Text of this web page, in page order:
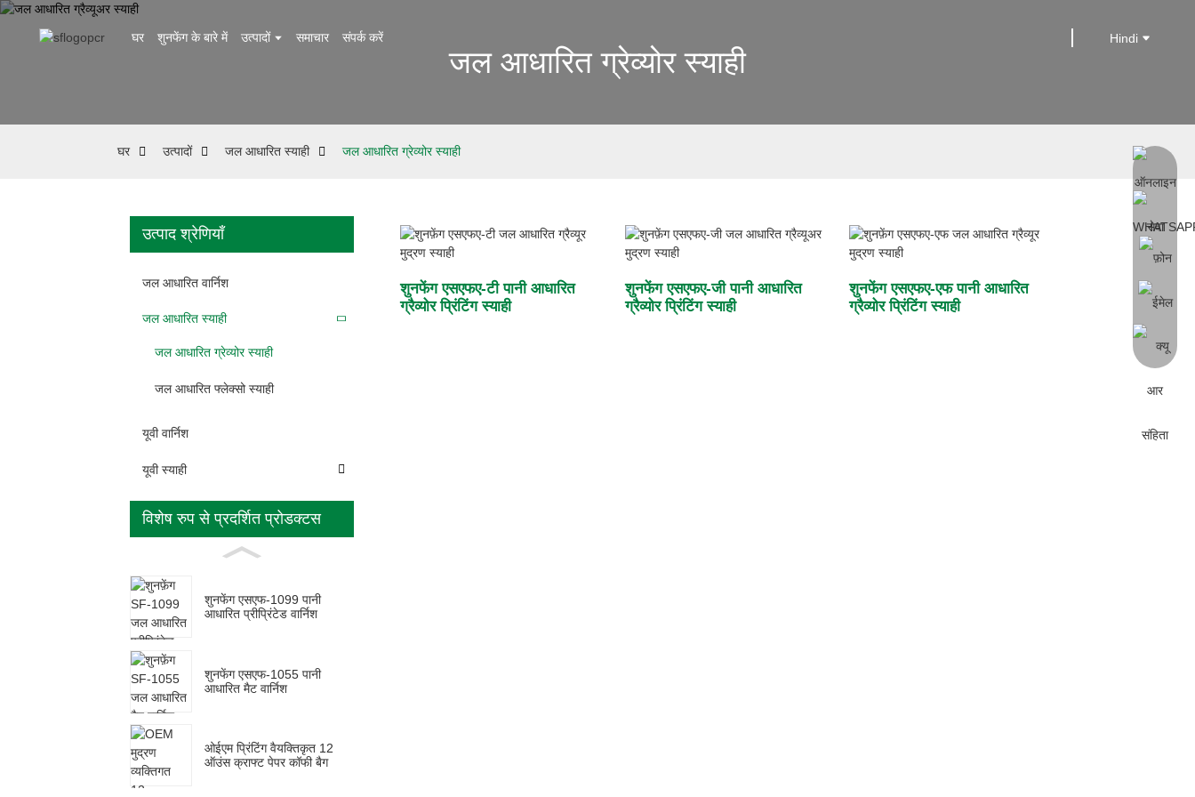
घर शुनफेंग के बारे में उत्पादों समाचार संपर्क करें Hindi
जल आधारित ग्रेव्योर स्याही
घर उत्पादों जल आधारित स्याही जल आधारित ग्रेव्योर स्याही
उत्पाद श्रेणियाँ
जल आधारित वार्निश
जल आधारित स्याही
जल आधारित ग्रेव्योर स्याही
जल आधारित फ्लेक्सो स्याही
यूवी वार्निश
यूवी स्याही
विशेष रुप से प्रदर्शित प्रोडक्टस
शुनफेंग एसएफ-1099 पानी
आधारित प्रीप्रिंटेड वार्निश
शुनफेंग एसएफ-1055 पानी
आधारित मैट वार्निश
ओईएम प्रिंटिंग वैयक्तिकृत 12
ऑउंस क्राफ्ट पेपर कॉफी बैग
शुनफेंग एसएफए-टी पानी आधारित
ग्रैव्योर प्रिंटिंग स्याही
शुनफेंग एसएफए-जी पानी आधारित
ग्रैव्योर प्रिंटिंग स्याही
शुनफेंग एसएफए-एफ पानी आधारित
ग्रैव्योर प्रिंटिंग स्याही